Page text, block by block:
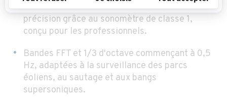
Garantissez des mesures de bruit de haute
précision grâce au sonomètre de classe 1,
conçu pour les professionnels.
Bandes FFT et 1/3 d'octave commençant à 0,5
Hz, adaptées à la surveillance des parcs
éoliens, au sautage et aux bangs
supersoniques.